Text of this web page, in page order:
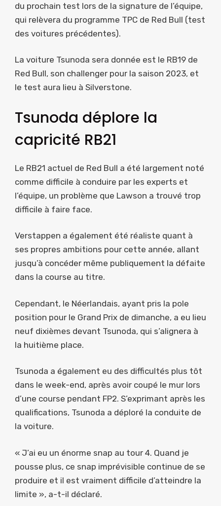
du prochain test lors de la signature de l’équipe,
qui relèvera du programme TPC de Red Bull (test
des voitures précédentes).
La voiture Tsunoda sera donnée est le RB19 de
Red Bull, son challenger pour la saison 2023, et
le test aura lieu à Silverstone.
Tsunoda déplore la
capricité RB21
Le RB21 actuel de Red Bull a été largement noté
comme difficile à conduire par les experts et
l’équipe, un problème que Lawson a trouvé trop
difficile à faire face.
Verstappen a également été réaliste quant à
ses propres ambitions pour cette année, allant
jusqu’à concéder même publiquement la défaite
dans la course au titre.
Cependant, le Néerlandais, ayant pris la pole
position pour le Grand Prix de dimanche, a eu lieu
neuf dixièmes devant Tsunoda, qui s’alignera à
la huitième place.
Tsunoda a également eu des difficultés plus tôt
dans le week-end, après avoir coupé le mur lors
d’une course pendant FP2. S’exprimant après les
qualifications, Tsunoda a déploré la conduite de
la voiture.
« J’ai eu un énorme snap au tour 4. Quand je
pousse plus, ce snap imprévisible continue de se
produire et il est vraiment difficile d’atteindre la
limite », a-t-il déclaré.